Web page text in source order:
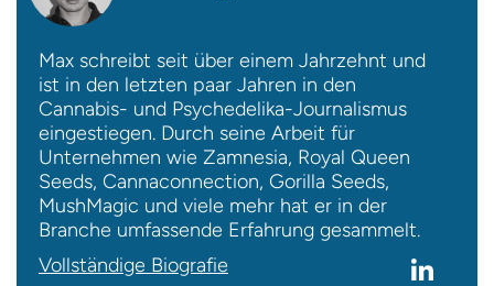
Max schreibt seit über einem Jahrzehnt und
ist in den letzten paar Jahren in den
Cannabis- und Psychedelika-Journalismus
eingestiegen. Durch seine Arbeit für
Unternehmen wie Zamnesia, Royal Queen
Seeds, Cannaconnection, Gorilla Seeds,
MushMagic und viele mehr hat er in der
Branche umfassende Erfahrung gesammelt.
Vollständige Biografie